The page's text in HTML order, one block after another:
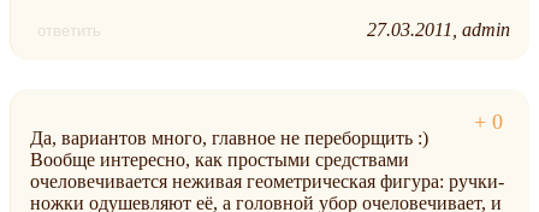
ответить 27.03.2011 admin
Да, вариантов много, главное не переборщить :)
Вообще интересно, как простыми средствами
очеловечивается неживая геометрическая фигура: ручки-
ножки одушевляют её, а головной убор очеловечивает, и